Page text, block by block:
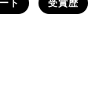
ト 受賞歴